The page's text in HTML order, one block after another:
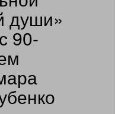
души»
90-